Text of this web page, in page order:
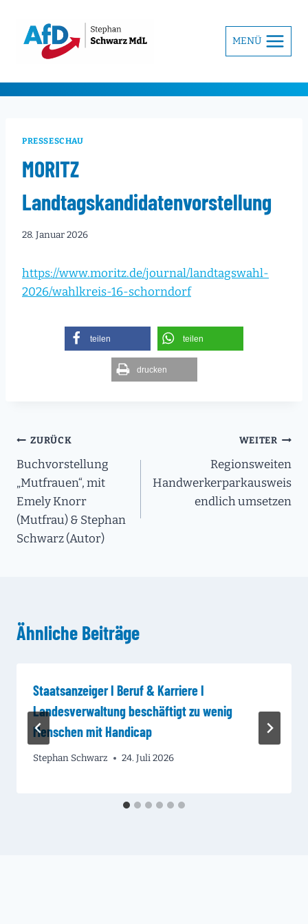
Inhalt
springen
MENÜ
PRESSESCHAU
MORITZ
Landtagskandidatenvorstellung
28. Januar 2026
https://www.moritz.de/journal/landtagswahl-
2026/wahlkreis-16-schorndorf
teilen teilen
drucken
Beitragsnavigation
ZURÜCK
Buchvorstellung
„Mutfrauen“, mit
Emely Knorr
(Mutfrau) & Stephan
Schwarz (Autor)
WEITER
Regionsweiten
Handwerkerparkausweis
endlich umsetzen
Ähnliche Beiträge
Staatsanzeiger I Beruf & Karriere I
Landesverwaltung beschäftigt zu wenig
Menschen mit Handicap
Stephan Schwarz 24. Juli 2026